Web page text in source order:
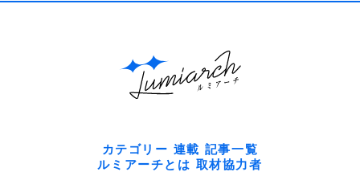
カテゴリー 連載 記事一覧
ルミアーチとは 取材協力者